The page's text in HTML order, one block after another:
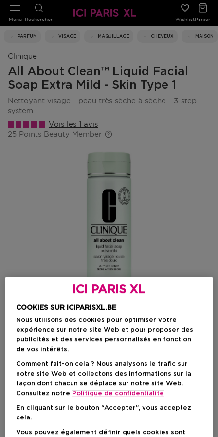
Rechercher WishlistPanier
PARFUM VISAGE MAQUILLAGE CHEVEUX MAISON
Menu
Clinique
All About Clean™ Liquid Facial
Soap Extra Mild - Skin Type 1
nettoyant visage - peau très sèche à sèche - 3-step
system
Vois les 1 avis
25 Points Beauty Member
Choisissez votre format
200 ML En stock
200 ML
Prix promotionnel
25,07 €
ICI PARIS XL
COOKIES SUR ICIPARISXL.BE
Nous utilisons des cookies pour optimiser votre
expérience sur notre site Web et pour proposer des
publicités et des services personnalisés en fonction
de vos intérêts.
Comment fait-on cela ? Nous analysons le trafic sur
notre site Web et collectons des informations sur la
façon dont chacun se déplace sur notre site Web.
Consultez notre Politique de confidentialite
En cliquant sur le bouton “Accepter”, vous acceptez
cela.
Vous pouvez également définir quels cookies sont